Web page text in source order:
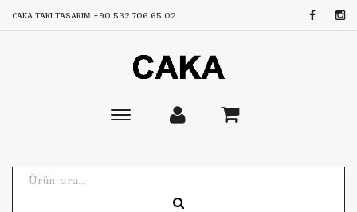
CAKA TAKI TASARIM +90 532 706 65 02
Toggle